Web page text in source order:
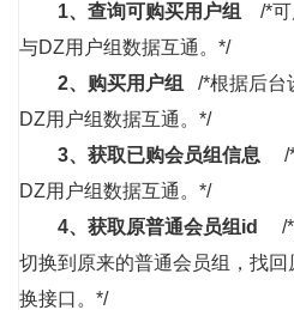
1、 查询可购买用户组
/*可
与DZ用户组数据互通。*/
2、 购买用户组
/*根据后台
DZ用户组数据互通。*/
3、 获取已购会员组信息 /*
DZ用户组数据互通。*/
4、 获取原普通会员组id
/*
切换到原来的普通会员组，找
换接口。*/